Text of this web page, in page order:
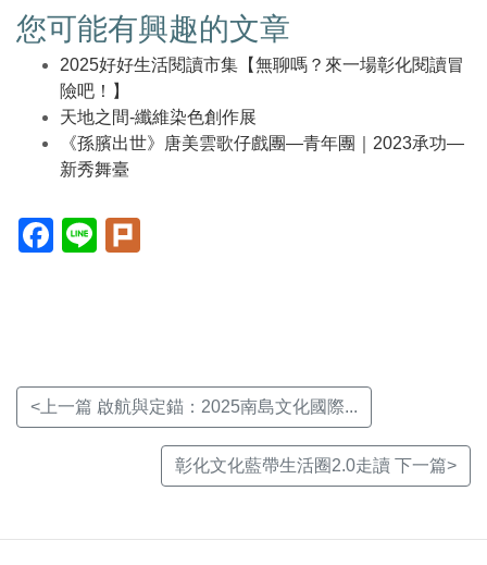
您可能有興趣的文章
2025好好生活閱讀市集【無聊嗎？來一場彰化閱讀冒
險吧！】
天地之間-纖維染色創作展
《孫臏出世》唐美雲歌仔戲團—青年團｜2023承功—
新秀舞臺
Facebook(另
開
Line(另
開
<上一篇 啟航與定錨：2025南島文化國際...
彰化文化藍帶生活圈2.0走讀 下一篇>